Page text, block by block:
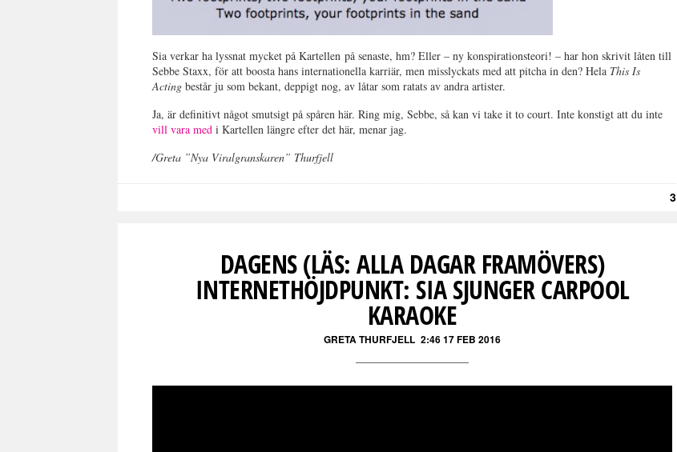
Sia verkar ha lyssnat mycket på Kartellen på senaste, hm? Eller – ny konspirationsteori! – har hon skrivit låten till
Sebbe Staxx, för att boosta hans internationella karriär, men misslyckats med att pitcha in den? Hela This Is
Acting består ju som bekant, deppigt nog, av låtar som ratats av andra artister.
Ja, är definitivt något smutsigt på spåren här. Ring mig, Sebbe, så kan vi take it to court. Inte konstigt att du inte
vill vara med i Kartellen längre efter det här, menar jag.
/Greta ”Nya Viralgranskaren” Thurfjell
3
DAGENS (LÄS: ALLA DAGAR FRAMÖVERS)
INTERNETHÖJDPUNKT: SIA SJUNGER CARPOOL
KARAOKE
GRETA THURFJELL 2:46 17 FEB 2016